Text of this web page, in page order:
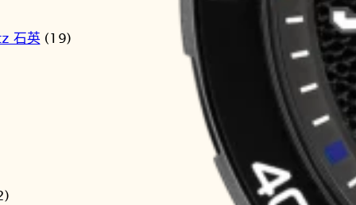
石英 (19)